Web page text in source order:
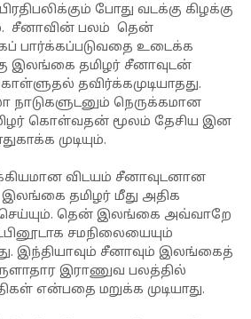
போது வடக்கு கிழக்கு
சீனாவின் பலம் தென்
பார்க்கப்படுவதை உடைக்க
இலங்கை தமிழர் சீனாவுடன்
தவிர்க்கமுடியாதது.
நெருக்கமான
கொள்வதன் மூலம் தேசிய இன
முடியும்.
விடயம் சீனாவுடனான
இலங்கை தமிழர் மீது அதிக
தென் இலங்கை அவ்வாறே
சமநிலையையும்
இந்தியாவும் சீனாவும் இலங்கைத்
இராணுவ பலத்தில்
என்பதை மறுக்க முடியாது.